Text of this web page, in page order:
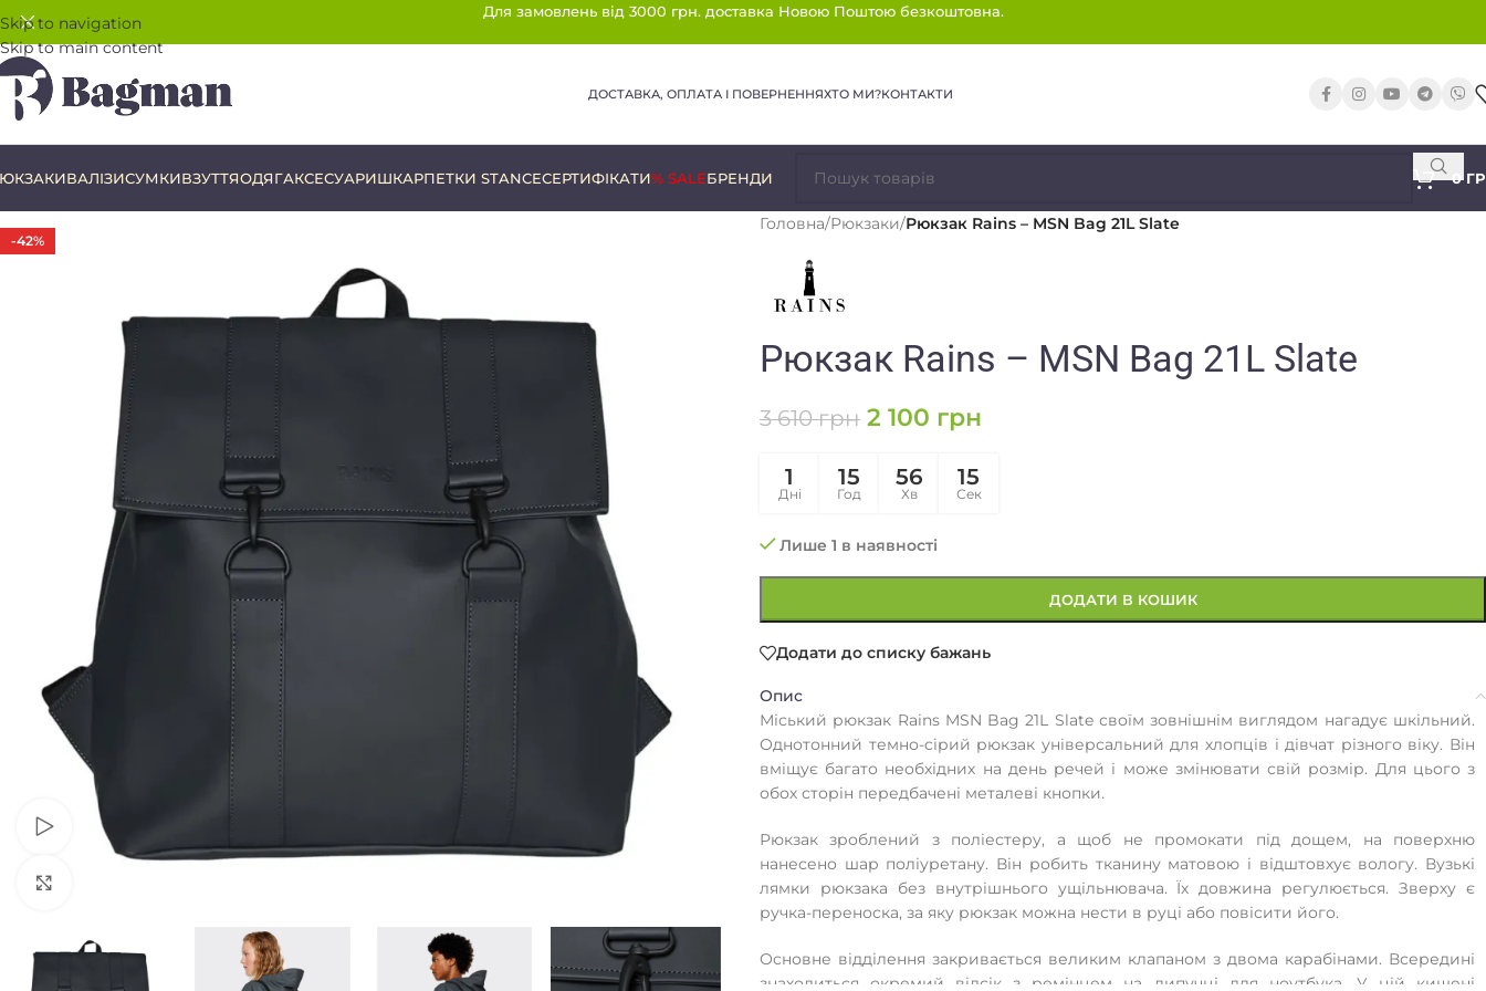
Skip to navigation
Skip to main content
Для замовлень від 3000 грн. доставка Новою Поштою безкоштовна.
ДОСТАВКА, ОПЛАТА І ПОВЕРНЕННЯХТО МИ?КОНТАКТИ
ВАЛІЗИСУМКИВЗУТТЯОДЯГАКСЕСУАРИШКАРПЕТКИ STANCEСЕРТИФІКАТИ% SALEБРЕНДИ 0
-42%
Переглянути
Головна/Рюкзаки/Рюкзак Rains – MSN Bag 21L Slate
Рюкзак Rains – MSN Bag 21L Slate
3 610грн 2 100 грн
1
Дні
15
Год
56
Хв
15
Сек
Лише 1 в наявності
ДОДАТИ В КОШИК
Додати до списку бажань
Опис
Міський рюкзак Rains MSN Bag 21L Slate своїм зовнішнім виглядом нагадує шкільний.
Однотонний темно-сірий рюкзак універсальний для хлопців і дівчат різного віку. Він
вміщує багато необхідних на день речей і може змінювати свій розмір. Для цього з
обох сторін передбачені металеві кнопки.
Рюкзак зроблений з поліестеру, а щоб не промокати під дощем, на поверхню
нанесено шар поліуретану. Він робить тканину матовою і відштовхує вологу. Вузькі
лямки рюкзака без внутрішнього ущільнювача. Їх довжина регулюється. Зверху є
ручка-переноска, за яку рюкзак можна нести в руці або повісити його.
Основне відділення закривається великим клапаном з двома карабінами. Всередині
знаходиться окремий відсік з ремінцем на липучці для ноутбука. У цій кишені